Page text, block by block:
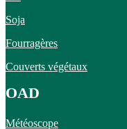
Soja
Fourragères
Couverts végétaux
OAD
Météoscope